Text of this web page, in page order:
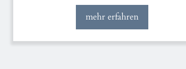
mehr erfahren